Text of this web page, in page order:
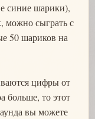
синие шарики),
можно сыграть с
50 шариков на
цифры от
больше, то этот
вы можете